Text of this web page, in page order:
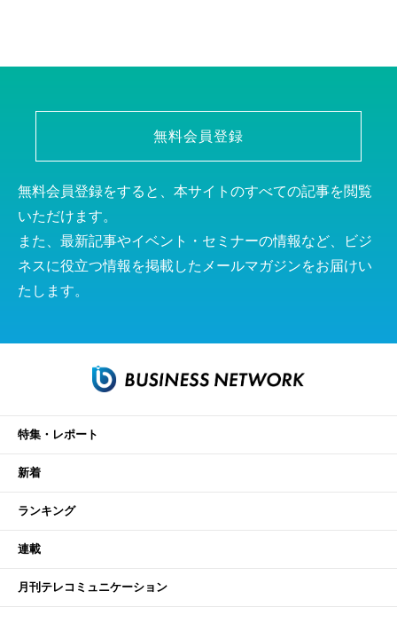
無料会員登録
無料会員登録をすると、本サイトのすべての記事を閲覧
いただけます。
また、最新記事やイベント・セミナーの情報など、ビジ
ネスに役立つ情報を掲載したメールマガジンをお届けい
たします。
特集・レポート
新着
ランキング
連載
月刊テレコミュニケーション